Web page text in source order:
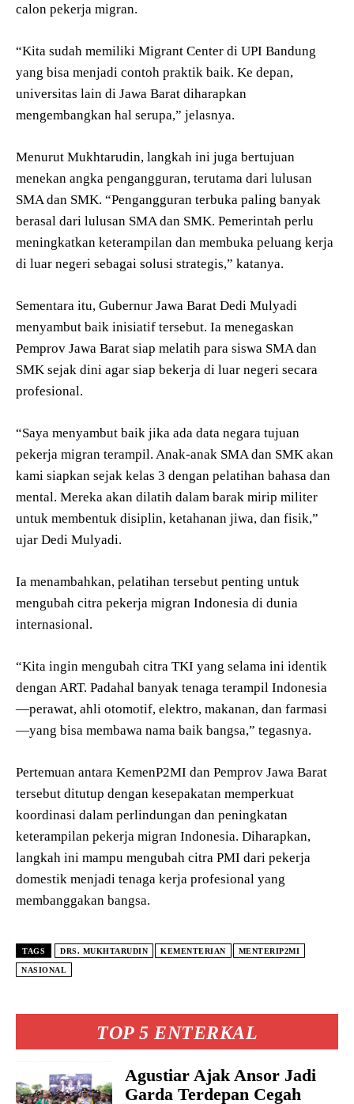
TOP 5 ENTERKAL
Agustiar Ajak Ansor Jadi
Garda Terdepan Cegah
calon pekerja migran.
“Kita sudah memiliki Migrant Center di UPI Bandung
yang bisa menjadi contoh praktik baik. Ke depan,
universitas lain di Jawa Barat diharapkan
mengembangkan hal serupa,” jelasnya.
Menurut Mukhtarudin, langkah ini juga bertujuan
menekan angka pengangguran, terutama dari lulusan
SMA dan SMK. “Pengangguran terbuka paling banyak
berasal dari lulusan SMA dan SMK. Pemerintah perlu
meningkatkan keterampilan dan membuka peluang kerja
di luar negeri sebagai solusi strategis,” katanya.
Sementara itu, Gubernur Jawa Barat Dedi Mulyadi
menyambut baik inisiatif tersebut. Ia menegaskan
Pemprov Jawa Barat siap melatih para siswa SMA dan
SMK sejak dini agar siap bekerja di luar negeri secara
profesional.
“Saya menyambut baik jika ada data negara tujuan
pekerja migran terampil. Anak-anak SMA dan SMK akan
kami siapkan sejak kelas 3 dengan pelatihan bahasa dan
mental. Mereka akan dilatih dalam barak mirip militer
untuk membentuk disiplin, ketahanan jiwa, dan fisik,”
ujar Dedi Mulyadi.
Ia menambahkan, pelatihan tersebut penting untuk
mengubah citra pekerja migran Indonesia di dunia
internasional.
“Kita ingin mengubah citra TKI yang selama ini identik
dengan ART. Padahal banyak tenaga terampil Indonesia
—perawat, ahli otomotif, elektro, makanan, dan farmasi
—yang bisa membawa nama baik bangsa,” tegasnya.
Pertemuan antara KemenP2MI dan Pemprov Jawa Barat
tersebut ditutup dengan kesepakatan memperkuat
koordinasi dalam perlindungan dan peningkatan
keterampilan pekerja migran Indonesia. Diharapkan,
langkah ini mampu mengubah citra PMI dari pekerja
domestik menjadi tenaga kerja profesional yang
membanggakan bangsa.
TAGS DRS. MUKHTARUDIN KEMENTERIAN MENTERIP2MI
NASIONAL